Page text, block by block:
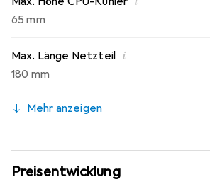
65 mm
Max. Länge Netzteil i
180 mm
Mehr anzeigen
Preisentwicklung